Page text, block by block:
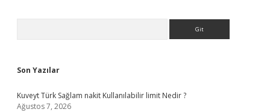
Son Yazılar
Kuveyt Türk Sağlam nakit Kullanılabilir limit Nedir ?
Ağustos 7, 2026